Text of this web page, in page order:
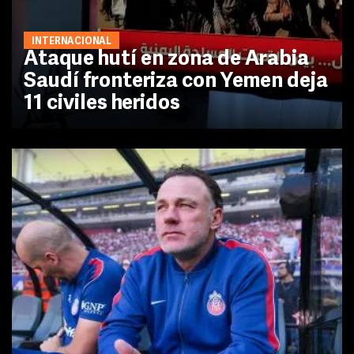
INTERNACIONAL
Ataque hutí en zona de Arabia
Saudí fronteriza con Yemen deja
11 civiles heridos